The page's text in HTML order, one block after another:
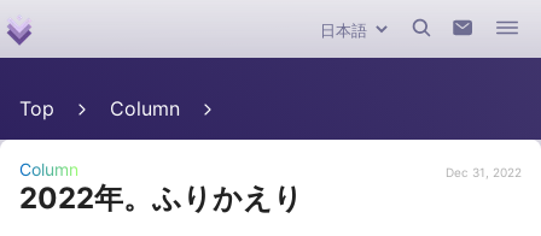
Top Column
Column Dec 31, 2022
2022年。ふりかえり